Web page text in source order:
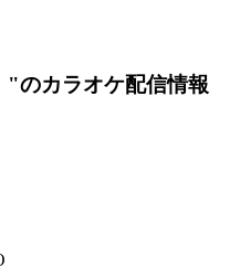
"のカラオケ配信情報